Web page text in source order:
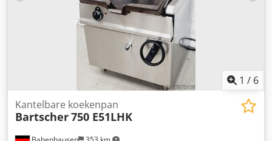
1 / 6
Kantelbare koekenpan
Bartscher750 E51LHK